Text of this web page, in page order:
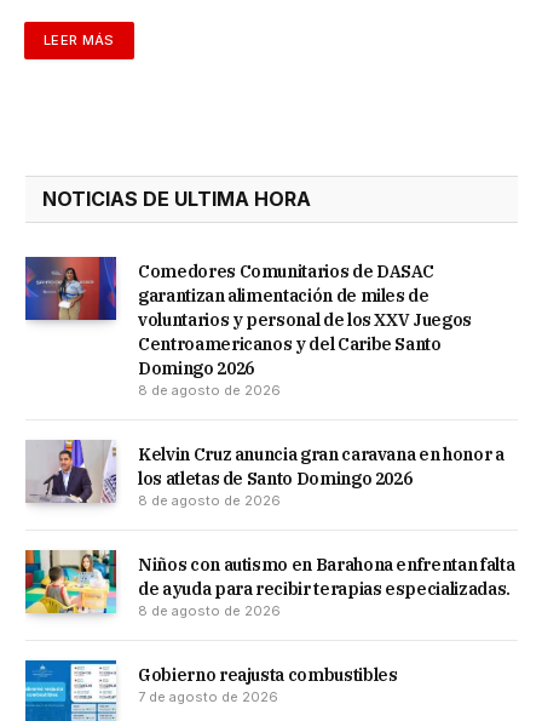
LEER MÁS
NOTICIAS DE ULTIMA HORA
Comedores Comunitarios de DASAC
garantizan alimentación de miles de
voluntarios y personal de los XXV Juegos
Centroamericanos y del Caribe Santo
Domingo 2026
8 de agosto de 2026
Kelvin Cruz anuncia gran caravana en honor a
los atletas de Santo Domingo 2026
8 de agosto de 2026
Niños con autismo en Barahona enfrentan falta
de ayuda para recibir terapias especializadas.
8 de agosto de 2026
Gobierno reajusta combustibles
7 de agosto de 2026